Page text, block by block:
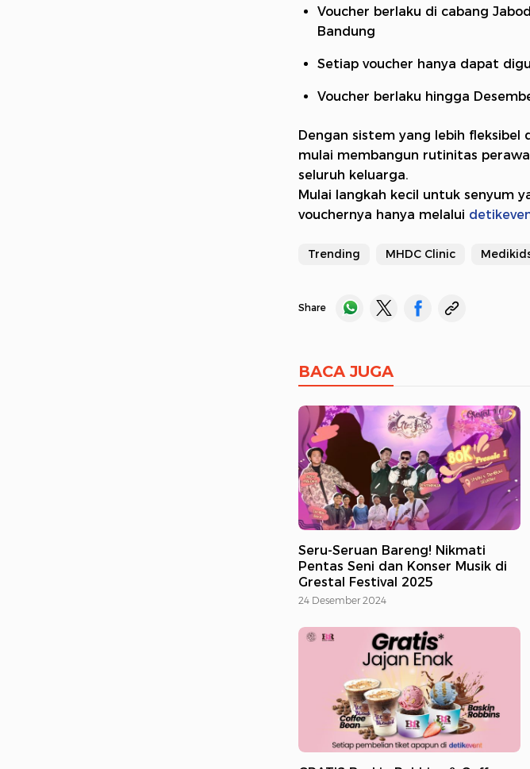
Voucher berlaku di cabang
Bandung
Setiap voucher hanya dapat
Voucher berlaku hingga
Dengan sistem yang lebih fleksibel
mulai membangun rutinitas
seluruh keluarga.
Mulai langkah kecil untuk senyum
vouchernya hanya melalui
Trending MHDC Clinic
Share
BACA JUGA
Seru-Seruan Bareng! Nikmati
Pentas Seni dan Konser Musik di
Grestal Festival 2025
24 Desember 2024